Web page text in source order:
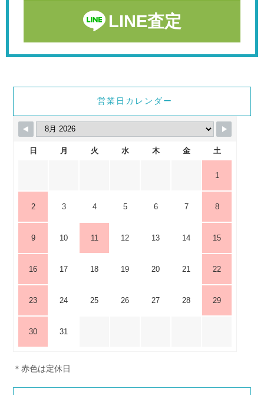
LINE査定
営業日カレンダー
日 月 火 水 木 金 土
1
2 3 4 5 6 7 8
9 10 11 12 13 14 15
16 17 18 19 20 21 22
23 24 25 26 27 28 29
30 31
＊赤色は定休日